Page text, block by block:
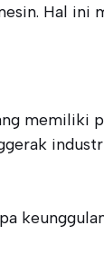
Hal
memiliki